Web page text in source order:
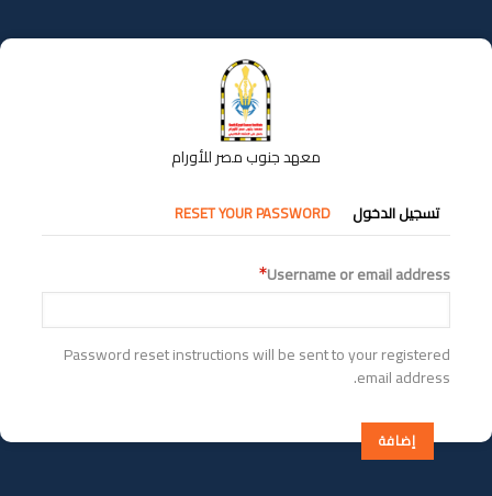
إلى
المحتوى
معهد جنوب مصر للأورام
التبويبات
الأساسية
تسجيل الدخول RESET YOUR PASSWORD
Username or email address
Password reset instructions will be sent to your registered
email address.